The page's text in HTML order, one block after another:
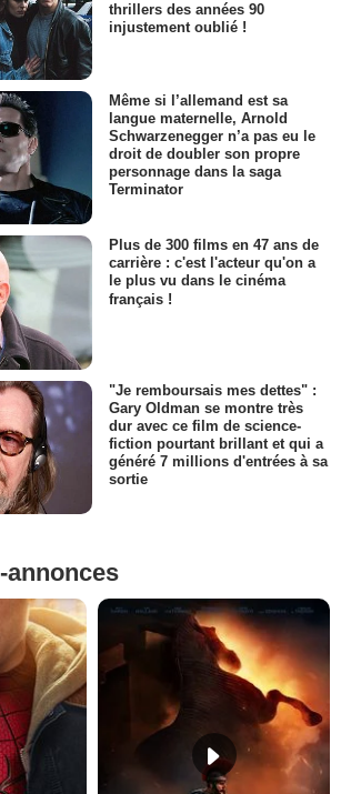
thrillers des années 90
injustement oublié !
Même si l’allemand est sa
langue maternelle, Arnold
Schwarzenegger n’a pas eu le
droit de doubler son propre
personnage dans la saga
Terminator
Plus de 300 films en 47 ans de
carrière : c'est l'acteur qu'on a
le plus vu dans le cinéma
français !
"Je remboursais mes dettes" :
Gary Oldman se montre très
dur avec ce film de science-
fiction pourtant brillant et qui a
généré 7 millions d'entrées à sa
sortie
annonces